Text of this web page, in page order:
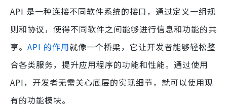
API 是一种连接不同软件系统的接口，通过定义一组规
则和协议，使得不同软件之间能够进行信息和功能的共
享。 API 的作用就像一个桥梁，它让开发者能够轻松整
合各类服务，提升应用程序的功能和性能。通过使用
API，开发者无需关心底层的实现细节，就可以使用现
有的功能模块。